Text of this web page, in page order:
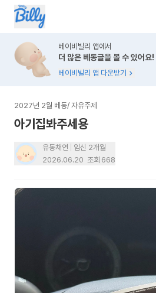
베이비빌리 앱에서
더 많은 베동글을 볼 수 있어요!
베이비빌리 앱 다운받기
2027년 2월 베동/ 자유주제
아기집봐주세용
유동채연
임신 2개월
2026.06.20 조회 668